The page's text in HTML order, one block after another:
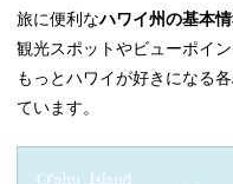
旅に便利なハワイ州の基本
観光スポットやビューポイ
もっとハワイが好きになる
ています。